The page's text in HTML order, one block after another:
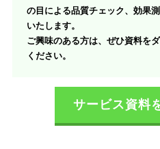
の目による品質チェック、効果
いたします。
ご興味のある方は、ぜひ資料を
ください。
サービス資料